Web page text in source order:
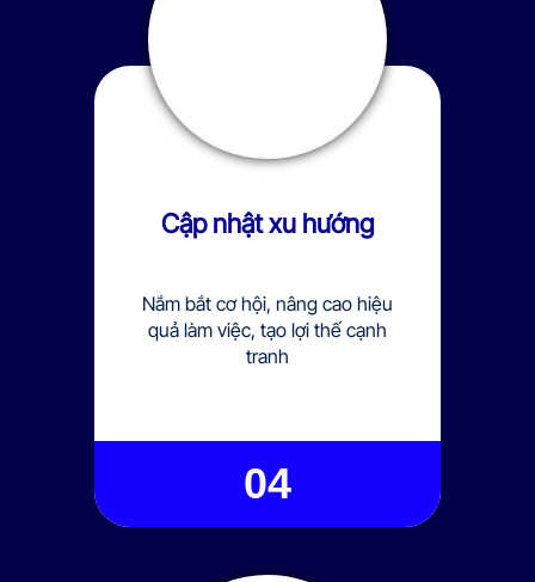
Nắm bắt cơ hội, nâng cao hiệu
quả làm việc, tạo lợi thế cạnh
tranh
Cập nhật xu hướng
04